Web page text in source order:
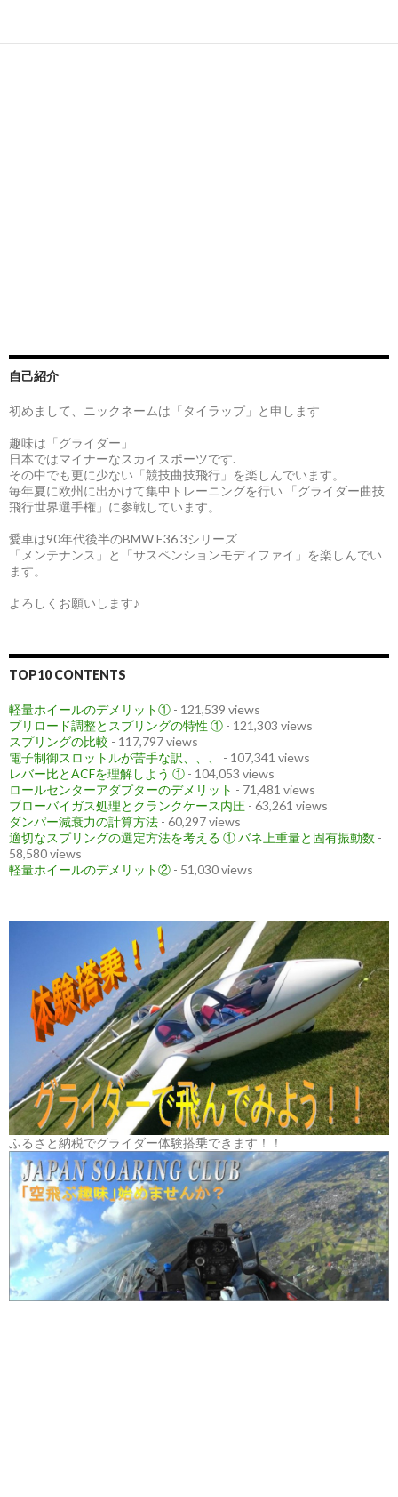
自己紹介
初めまして、ニックネームは「タイラップ」と申します
趣味は「グライダー」
日本ではマイナーなスカイスポーツです.
その中でも更に少ない「競技曲技飛行」を楽しんでいます。
毎年夏に欧州に出かけて集中トレーニングを行い 「グライダー曲技
飛行世界選手権」に参戦しています。
愛車は90年代後半のBMW E36 3シリーズ
「メンテナンス」と「サスペンションモディファイ」を楽しんでい
ます。
よろしくお願いします♪
TOP10 CONTENTS
軽量ホイールのデメリット① - 121,539 views
プリロード調整とスプリングの特性 ① - 121,303 views
スプリングの比較 - 117,797 views
電子制御スロットルが苦手な訳、、、
- 107,341 views
レバー比とACFを理解しよう ① - 104,053 views
ロールセンターアダプターのデメリット - 71,481 views
ブローバイガス処理とクランクケース内圧 - 63,261 views
ダンパー減衰力の計算方法 - 60,297 views
適切なスプリングの選定方法を考える ① バネ上重量と固有振動数 -
58,580 views
軽量ホイールのデメリット② - 51,030 views
ふるさと納税でグライダー体験搭乗できます！！